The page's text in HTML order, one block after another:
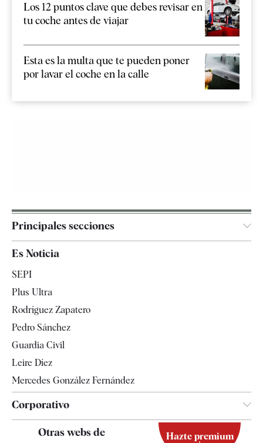
Los 12 puntos clave que debes revisar en
tu coche antes de viajar
Esta es la multa que te pueden poner
por lavar el coche en la calle
Principales secciones
España
Televisión
Es Noticia
SEPI
Plus Ultra
Rodríguez Zapatero
Pedro Sánchez
Guardia Civil
Leire Díez
Mercedes González Fernández
Corporativo
Contacto
Otras webs de Hazte premium